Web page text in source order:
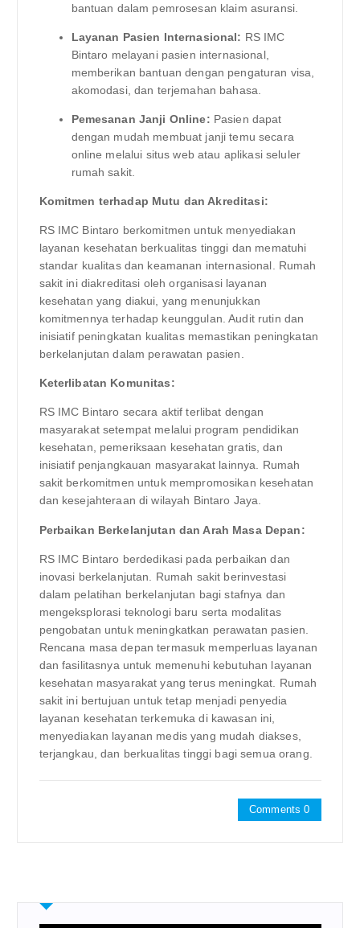
bantuan dalam pemrosesan klaim asuransi.
Layanan Pasien Internasional: RS IMC
Bintaro melayani pasien internasional,
memberikan bantuan dengan pengaturan visa,
akomodasi, dan terjemahan bahasa.
Pemesanan Janji Online: Pasien dapat
dengan mudah membuat janji temu secara
online melalui situs web atau aplikasi seluler
rumah sakit.
Komitmen terhadap Mutu dan Akreditasi:
RS IMC Bintaro berkomitmen untuk menyediakan
layanan kesehatan berkualitas tinggi dan mematuhi
standar kualitas dan keamanan internasional. Rumah
sakit ini diakreditasi oleh organisasi layanan
kesehatan yang diakui, yang menunjukkan
komitmennya terhadap keunggulan. Audit rutin dan
inisiatif peningkatan kualitas memastikan peningkatan
berkelanjutan dalam perawatan pasien.
Keterlibatan Komunitas:
RS IMC Bintaro secara aktif terlibat dengan
masyarakat setempat melalui program pendidikan
kesehatan, pemeriksaan kesehatan gratis, dan
inisiatif penjangkauan masyarakat lainnya. Rumah
sakit berkomitmen untuk mempromosikan kesehatan
dan kesejahteraan di wilayah Bintaro Jaya.
Perbaikan Berkelanjutan dan Arah Masa Depan:
RS IMC Bintaro berdedikasi pada perbaikan dan
inovasi berkelanjutan. Rumah sakit berinvestasi
dalam pelatihan berkelanjutan bagi stafnya dan
mengeksplorasi teknologi baru serta modalitas
pengobatan untuk meningkatkan perawatan pasien.
Rencana masa depan termasuk memperluas layanan
dan fasilitasnya untuk memenuhi kebutuhan layanan
kesehatan masyarakat yang terus meningkat. Rumah
sakit ini bertujuan untuk tetap menjadi penyedia
layanan kesehatan terkemuka di kawasan ini,
menyediakan layanan medis yang mudah diakses,
terjangkau, dan berkualitas tinggi bagi semua orang.
Comments 0